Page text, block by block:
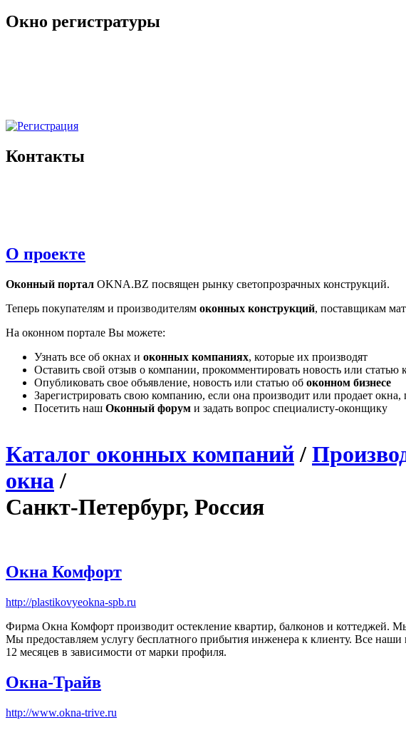
Окно регистратуры
Контакты
О проекте
Оконный портал OKNA.BZ посвящен рынку светопрозрачных конструкций.
Теперь покупателям и производителям оконных конструкций, поставщикам
На оконном портале Вы можете:
Узнать все об окнах и оконных компаниях, которые их производят
Оставить свой отзыв о компании, прокомментировать новость или статью
Опубликовать свое объявление, новость или статью об оконном бизнесе
Зарегистрировать свою компанию, если она производит или продает окна,
Посетить наш Оконный форум и задать вопрос специалисту-оконщику
Каталог оконных компаний /
окна /
Санкт-Петербург, Россия
Окна Комфорт
http://plastikovyeokna-spb.ru
Фирма Окна Комфорт производит остекление квартир, балконов и коттеджей.
Мы предоставляем услугу бесплатного прибытия инженера к клиенту. Все
12 месяцев в зависимости от марки профиля.
Окна-Трайв
http://www.okna-trive.ru